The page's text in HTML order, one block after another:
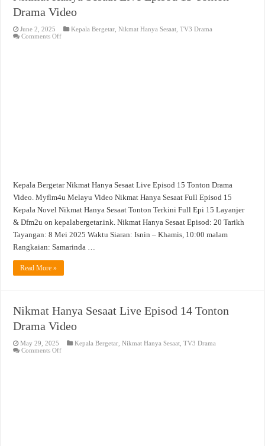
Drama Video
June 2, 2025 Kepala Bergetar ,Nikmat Hanya Sesaat ,TV3 Drama
Comments Offon
Kepala Bergetar Nikmat Hanya Sesaat Live Episod 15 Tonton Drama
Video. Myflm4u Melayu Video Nikmat Hanya Sesaat Full Episod 15
Kepala Novel Nikmat Hanya Sesaat Tonton Terkini Full Epi 15 Layanjer
& Dfm2u on kepalabergetar.ink. Nikmat Hanya Sesaat Episod: 20 Tarikh
Tayangan: 8 Mei 2025 Waktu Siaran: Isnin – Khamis, 10:00 malam
Rangkaian: Samarinda …
Read More »
Nikmat Hanya Sesaat Live Episod 14 Tonton
Drama Video
May 29, 2025 Kepala Bergetar ,Nikmat Hanya Sesaat ,TV3 Drama
Comments Offon